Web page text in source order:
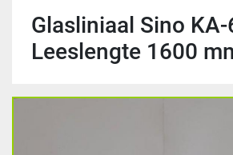
Glasliniaal Sino KA-
Leeslengte 1600